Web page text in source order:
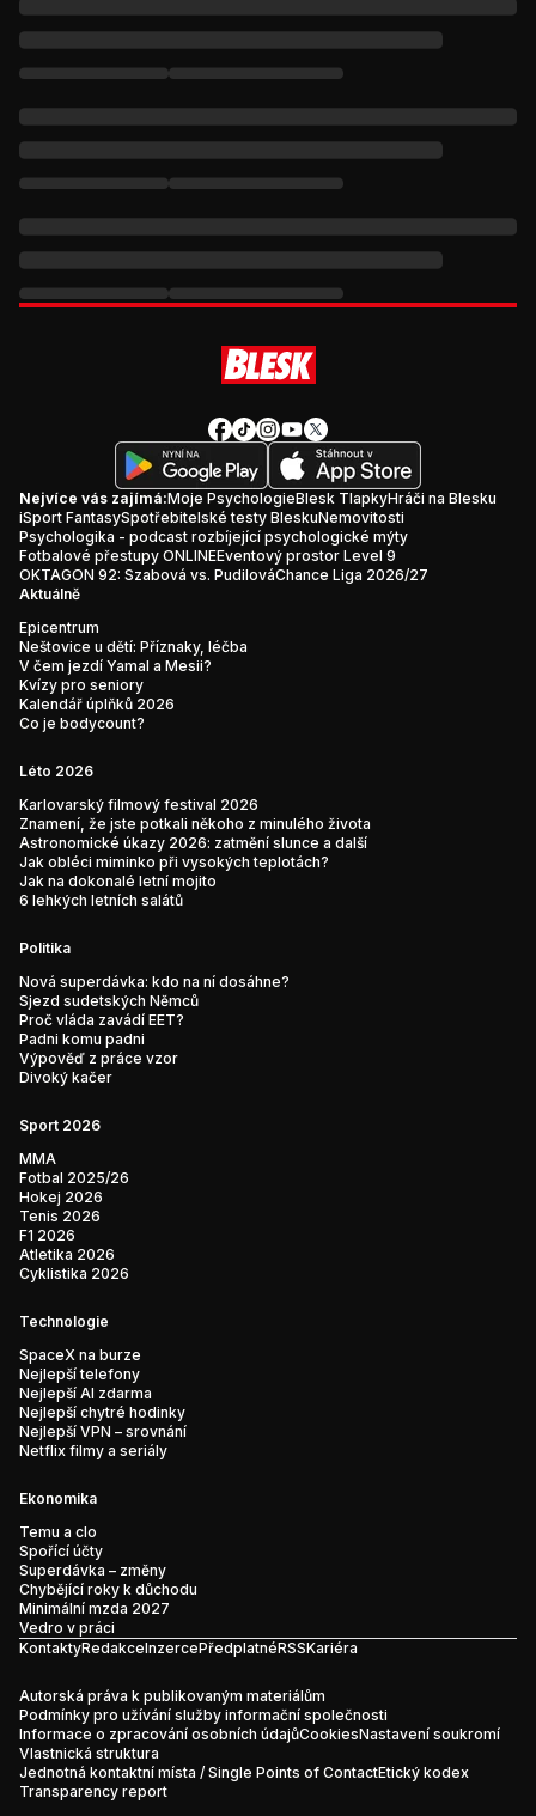
Nejvíce vás zajímá:Moje PsychologieBlesk TlapkyHráči na Blesku
iSport FantasySpotřebitelské testy BleskuNemovitosti
Psychologika - podcast rozbíjející psychologické mýty
Fotbalové přestupy ONLINEEventový prostor Level 9
OKTAGON 92: Szabová vs. PudilováChance Liga 2026/27
Aktuálně
Epicentrum
Neštovice u dětí: Příznaky, léčba
V čem jezdí Yamal a Mesii?
Kvízy pro seniory
Kalendář úplňků 2026
Co je bodycount?
Léto 2026
Karlovarský filmový festival 2026
Znamení, že jste potkali někoho z minulého života
Astronomické úkazy 2026: zatmění slunce a další
Jak obléci miminko při vysokých teplotách?
Jak na dokonalé letní mojito
6 lehkých letních salátů
Politika
Nová superdávka: kdo na ní dosáhne?
Sjezd sudetských Němců
Proč vláda zavádí EET?
Padni komu padni
Výpověď z práce vzor
Divoký kačer
Sport 2026
MMA
Fotbal 2025/26
Hokej 2026
Tenis 2026
F1 2026
Atletika 2026
Cyklistika 2026
Technologie
SpaceX na burze
Nejlepší telefony
Nejlepší AI zdarma
Nejlepší chytré hodinky
Nejlepší VPN – srovnání
Netflix filmy a seriály
Ekonomika
Temu a clo
Spořící účty
Superdávka – změny
Chybějící roky k důchodu
Minimální mzda 2027
Vedro v práci
KontaktyRedakceInzercePředplatnéRSSKariéra
Autorská práva k publikovaným materiálům
Podmínky pro užívání služby informační společnosti
Informace o zpracování osobních údajůCookiesNastavení soukromí
Vlastnická struktura
Jednotná kontaktní místa / Single Points of ContactEtický kodex
Transparency report